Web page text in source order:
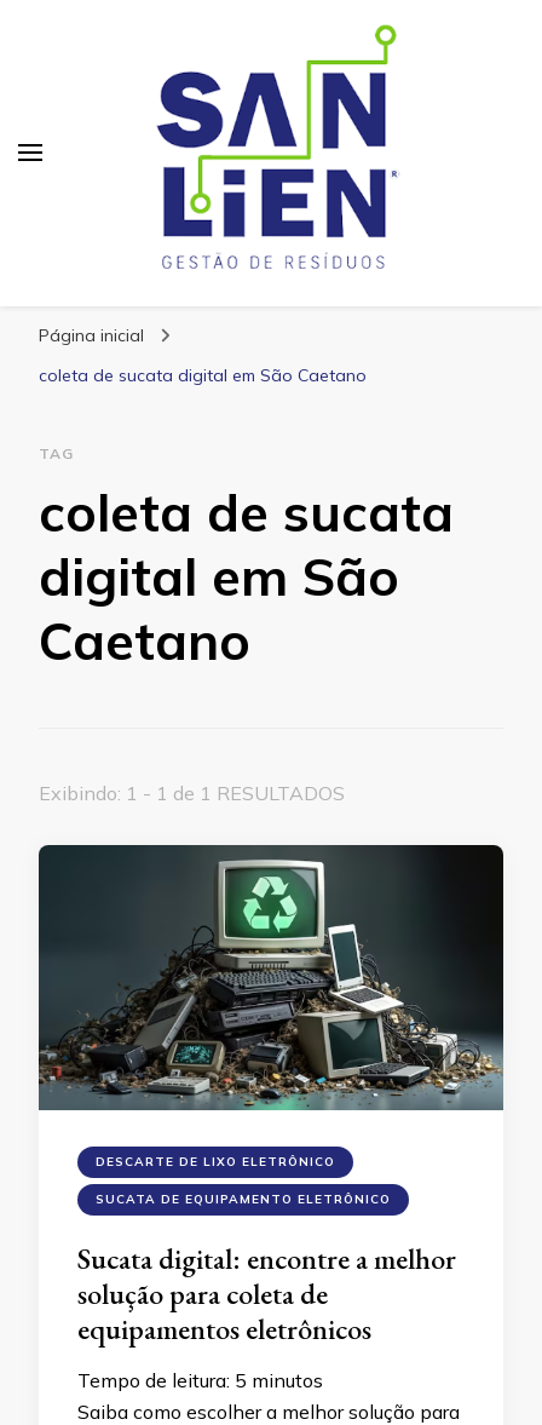
Página inicial
coleta de sucata digital em São Caetano
TAG
coleta de sucata
digital em São
Caetano
Exibindo: 1 - 1 de 1 RESULTADOS
DESCARTE DE LIXO ELETRÔNICO
SUCATA DE EQUIPAMENTO ELETRÔNICO
Sucata digital: encontre a melhor
solução para coleta de
equipamentos eletrônicos
Tempo de leitura: 5 minutos
Saiba como escolher a melhor solução para